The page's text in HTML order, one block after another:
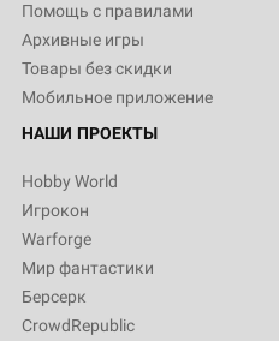
Помощь с правилами
Архивные игры
Товары без скидки
Мобильное приложение
НАШИ ПРОЕКТЫ
Hobby World
Игрокон
Warforge
Мир фантастики
Берсерк
CrowdRepublic